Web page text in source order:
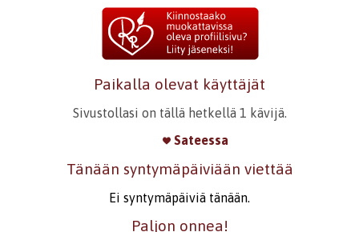
Paikalla olevat käyttäjät
Sivustollasi on tällä hetkellä 1 kävijä.
Sateessa
Tänään syntymäpäiviään viettää
Ei syntymäpäiviä tänään.
Paljon onnea!